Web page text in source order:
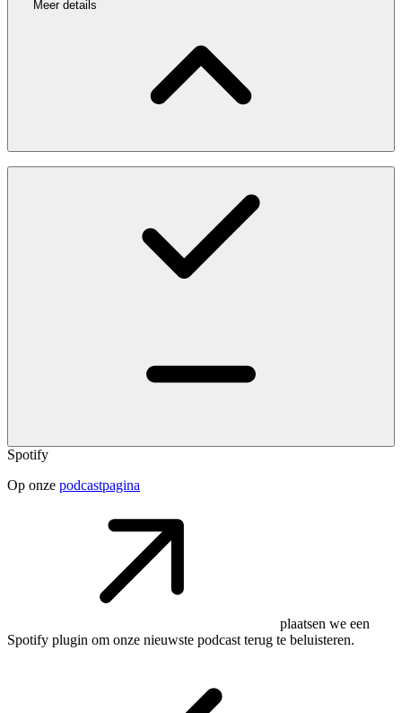
Meer details
Spotify
Op onze podcastpagina
plaatsen we een
Spotify plugin om onze nieuwste podcast terug te beluisteren.